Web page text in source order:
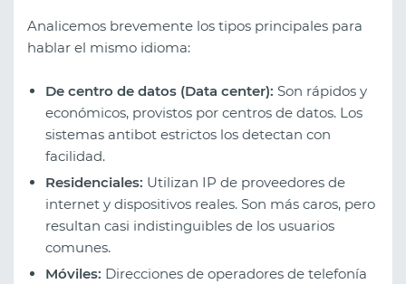
Analicemos brevemente los tipos principales para
hablar el mismo idioma:
De centro de datos (Data center): Son rápidos y
económicos, provistos por centros de datos. Los
sistemas antibot estrictos los detectan con
facilidad.
Residenciales: Utilizan IP de proveedores de
internet y dispositivos reales. Son más caros, pero
resultan casi indistinguibles de los usuarios
comunes.
Móviles: Direcciones de operadores de telefonía